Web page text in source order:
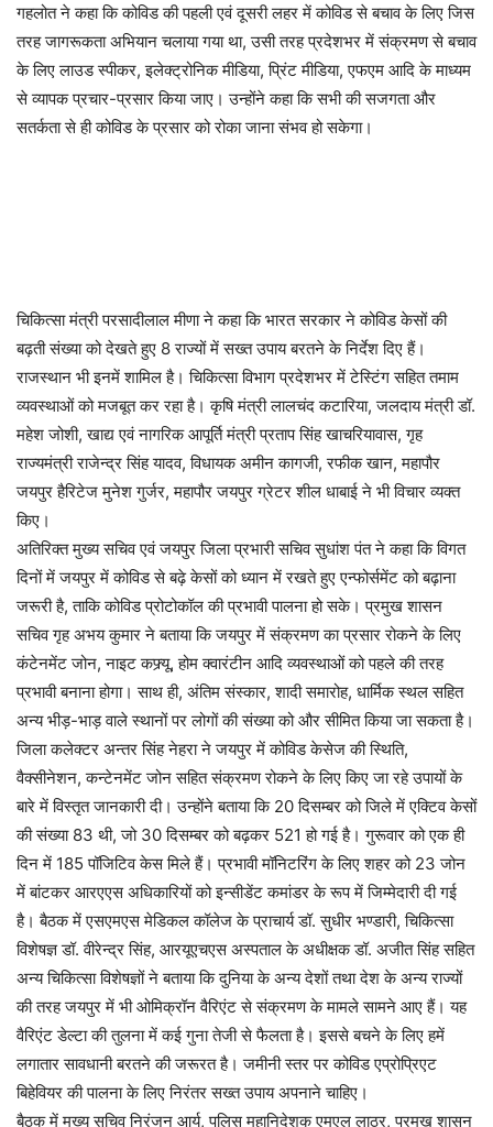
गहलोत ने कहा कि कोविड की पहली एवं दूसरी लहर में कोविड से बचाव के लिए जिस
तरह जागरूकता अभियान चलाया गया था, उसी तरह प्रदेशभर में संक्रमण से बचाव
के लिए लाउड स्पीकर, इलेक्ट्रोनिक मीडिया, प्रिंट मीडिया, एफएम आदि के माध्यम
से व्यापक प्रचार-प्रसार किया जाए। उन्होंने कहा कि सभी की सजगता और
सतर्कता से ही कोविड के प्रसार को रोका जाना संभव हो सकेगा।
चिकित्सा मंत्री परसादीलाल मीणा ने कहा कि भारत सरकार ने कोविड केसों की
बढ़ती संख्या को देखते हुए 8 राज्यों में सख्त उपाय बरतने के निर्देश दिए हैं।
राजस्थान भी इनमें शामिल है। चिकित्सा विभाग प्रदेशभर में टेस्टिंग सहित तमाम
व्यवस्थाओं को मजबूत कर रहा है। कृषि मंत्री लालचंद कटारिया, जलदाय मंत्री डॉ.
महेश जोशी, खाद्य एवं नागरिक आपूर्ति मंत्री प्रताप सिंह खाचरियावास, गृह
राज्यमंत्री राजेन्द्र सिंह यादव, विधायक अमीन कागजी, रफीक खान, महापौर
जयपुर हैरिटेज मुनेश गुर्जर, महापौर जयपुर ग्रेटर शील धाबाई ने भी विचार व्यक्त
किए।
अतिरिक्त मुख्य सचिव एवं जयपुर जिला प्रभारी सचिव सुधांश पंत ने कहा कि विगत
दिनों में जयपुर में कोविड से बढ़े केसों को ध्यान में रखते हुए एन्फोर्समेंट को बढ़ाना
जरूरी है, ताकि कोविड प्रोटोकॉल की प्रभावी पालना हो सके। प्रमुख शासन
सचिव गृह अभय कुमार ने बताया कि जयपुर में संक्रमण का प्रसार रोकने के लिए
कंटेनमेंट जोन, नाइट कफ्र्यू, होम क्वारंटीन आदि व्यवस्थाओं को पहले की तरह
प्रभावी बनाना होगा। साथ ही, अंतिम संस्कार, शादी समारोह, धार्मिक स्थल सहित
अन्य भीड़-भाड़ वाले स्थानों पर लोगों की संख्या को और सीमित किया जा सकता है।
जिला कलेक्टर अन्तर सिंह नेहरा ने जयपुर में कोविड केसेज की स्थिति,
वैक्सीनेशन, कन्टेनमेंट जोन सहित संक्रमण रोकने के लिए किए जा रहे उपायों के
बारे में विस्तृत जानकारी दी। उन्होंने बताया कि 20 दिसम्बर को जिले में एक्टिव केसों
की संख्या 83 थी, जो 30 दिसम्बर को बढ़कर 521 हो गई है। गुरूवार को एक ही
दिन में 185 पॉजिटिव केस मिले हैं। प्रभावी मॉनिटरिंग के लिए शहर को 23 जोन
में बांटकर आरएएस अधिकारियों को इन्सीडेंट कमांडर के रूप में जिम्मेदारी दी गई
है। बैठक में एसएमएस मेडिकल कॉलेज के प्राचार्य डॉ. सुधीर भण्डारी, चिकित्सा
विशेषज्ञ डॉ. वीरेन्द्र सिंह, आरयूएचएस अस्पताल के अधीक्षक डॉ. अजीत सिंह सहित
अन्य चिकित्सा विशेषज्ञों ने बताया कि दुनिया के अन्य देशों तथा देश के अन्य राज्यों
की तरह जयपुर में भी ओमिक्रॉन वैरिएंट से संक्रमण के मामले सामने आए हैं। यह
वैरिएंट डेल्टा की तुलना में कई गुना तेजी से फैलता है। इससे बचने के लिए हमें
लगातार सावधानी बरतने की जरूरत है। जमीनी स्तर पर कोविड एप्रोप्रिएट
बिहेवियर की पालना के लिए निरंतर सख्त उपाय अपनाने चाहिए।
बैठक में मुख्य सचिव निरंजन आर्य, पुलिस महानिदेशक एमएल लाठर, प्रमुख शासन